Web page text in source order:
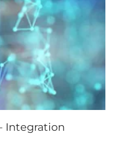
Integration